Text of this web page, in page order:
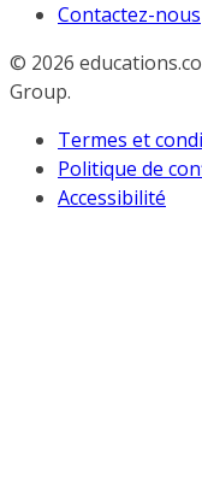
Contactez-nous
© 2026
Group.
Termes et
Politique de
Accessibilité